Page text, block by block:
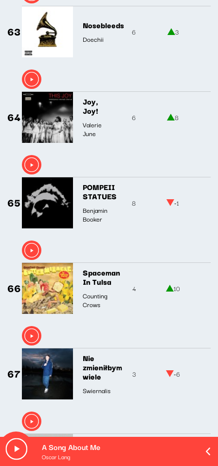
A Song About Me
Oscar Lang
63 Nosebleeds
Doechii
6 3
64
Joy,
Joy!
Valerie
June
6 8
65
POMPEII
STATUES
Benjamin
Booker
8 -1
66
Spaceman
In Tulsa
Counting
Crows
4 10
67
Nie
zmieniłbym
wiele
Swiernalis
3 -6
68 Daria